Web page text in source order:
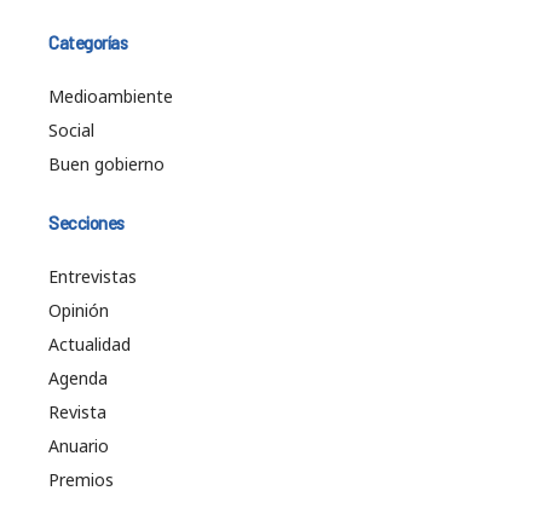
Categorías
Medioambiente
Social
Buen gobierno
Secciones
Entrevistas
Opinión
Actualidad
Agenda
Revista
Anuario
Premios